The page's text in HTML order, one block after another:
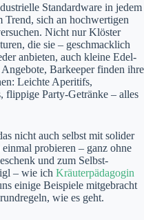
Standardware in jedem
Trend, sich an hochwertigen
Nicht nur Klöster
die sie – geschmacklich
anbieten, auch kleine Edel-
Barkeeper finden ihre
Leichte Aperitifs,
flippige Party-Getränke – alles
nicht auch selbst mit solider
probieren – ganz ohne
und zum Selbst-
– wie ich Kräuterpädagogin
einige Beispiele mitgebracht
wie es geht.